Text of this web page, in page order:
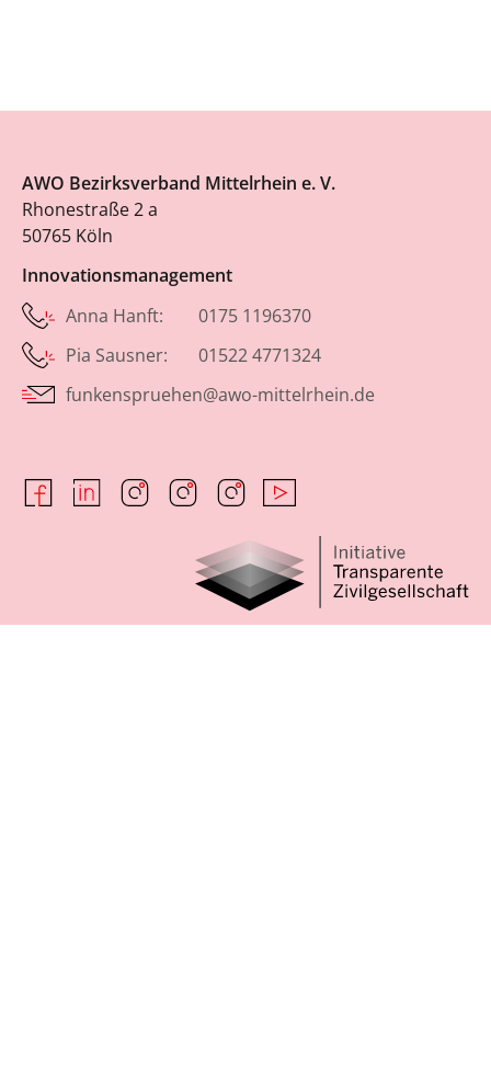
AWO Bezirksverband Mittelrhein e. V.
Rhonestraße 2 a
50765 Köln
Innovationsmanagement
Anna Hanft: 0175 1196370
Pia Sausner: 01522 4771324
funkenspruehen@awo-mittelrhein.de